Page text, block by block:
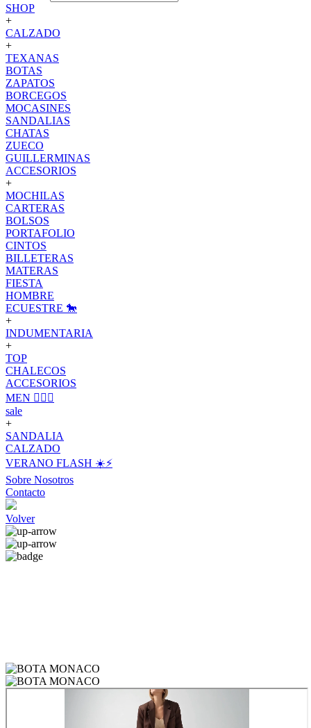
SHOP
+
CALZADO
+
TEXANAS
BOTAS
ZAPATOS
BORCEGOS
MOCASINES
SANDALIAS
CHATAS
ZUECO
GUILLERMINAS
ACCESORIOS
+
MOCHILAS
CARTERAS
BOLSOS
PORTAFOLIO
CINTOS
BILLETERAS
MATERAS
FIESTA
HOMBRE
ECUESTRE 🐎
+
INDUMENTARIA
+
TOP
CHALECOS
ACCESORIOS
MEN 🙋🏽‍♂️
sale
+
SANDALIA
CALZADO
VERANO FLASH ☀️⚡️
Sobre Nosotros
Contacto
Volver